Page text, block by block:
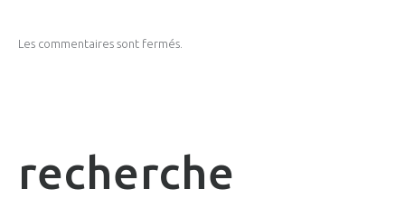
Les commentaires sont fermés.
recherche